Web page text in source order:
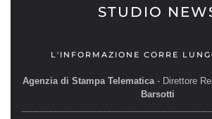
STUDIO
L'INFORMAZIONE CORRE
Agenzia di Stampa Telematica- Direttore
Barsotti